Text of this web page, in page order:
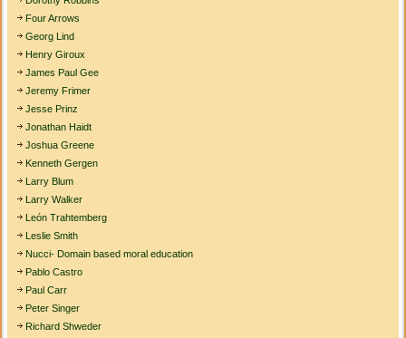
Four Arrows
Georg Lind
Henry Giroux
James Paul Gee
Jeremy Frimer
Jesse Prinz
Jonathan Haidt
Joshua Greene
Kenneth Gergen
Larry Blum
Larry Walker
León Trahtemberg
Leslie Smith
Nucci- Domain based moral education
Pablo Castro
Paul Carr
Peter Singer
Richard Shweder